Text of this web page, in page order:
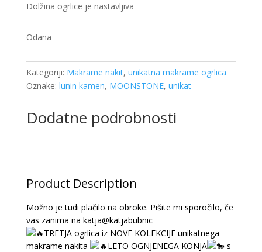
Dolžina ogrlice je nastavljiva
Odana
Kategoriji: Makrame nakit, unikatna makrame ogrlica
Oznake: lunin kamen, MOONSTONE, unikat
Dodatne podrobnosti
Product Description
Možno je tudi plačilo na obroke. Pišite mi sporočilo, če
vas zanima na katja@katjabubnic
TRETJA ogrlica iz NOVE KOLEKCIJE unikatnega
makrame nakita
LETO OGNJENEGA KONJA
s